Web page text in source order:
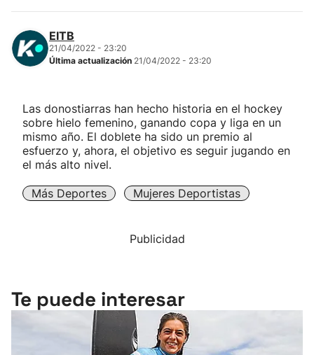
Atletismo
Carreras de montaña
Más deportes
"Helmuga"
EITB
21/04/2022 - 23:20
Última actualización 21/04/2022 - 23:20
Las donostiarras han hecho historia en el hockey
sobre hielo femenino, ganando copa y liga en un
mismo año. El doblete ha sido un premio al
esfuerzo y, ahora, el objetivo es seguir jugando en
el más alto nivel.
Más Deportes Mujeres Deportistas
Publicidad
Te puede interesar